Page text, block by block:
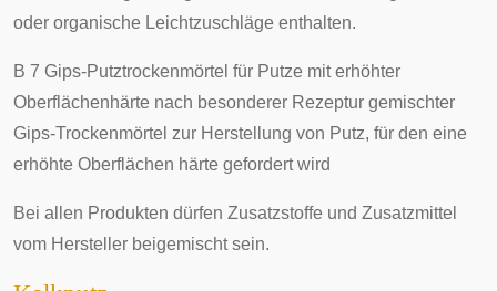
oder organische Leichtzuschläge enthalten.
B 7 Gips-Putztrockenmörtel für Putze mit erhöhter
Oberflächenhärte nach besonderer Rezeptur gemischter
Gips-Trockenmörtel zur Herstellung von Putz, für den eine
erhöhte Oberflächen härte gefordert wird
Bei allen Produkten dürfen Zusatzstoffe und Zusatzmittel
vom Hersteller beigemischt sein.